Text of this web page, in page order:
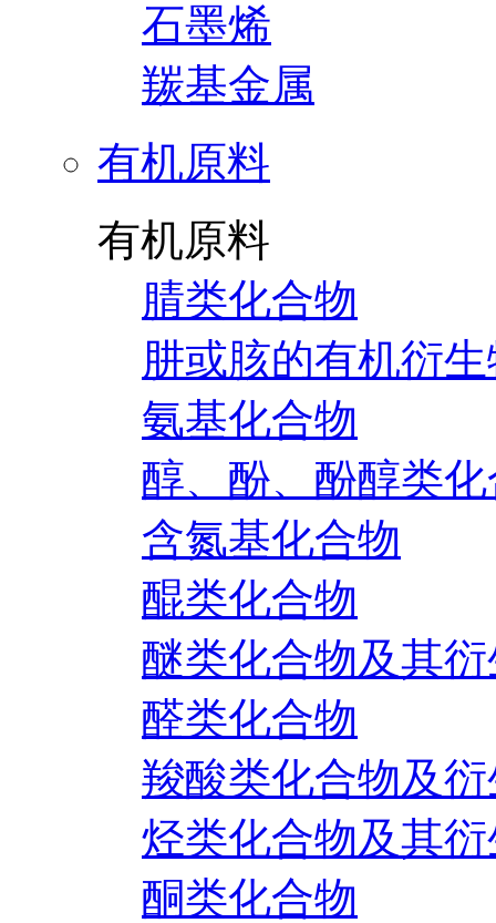
石墨烯
羰基金属
有机原料
有机原料
腈类化合物
肼或胲的有机衍
氨基化合物
醇、酚、酚醇类
含氮基化合物
醌类化合物
醚类化合物及其
醛类化合物
羧酸类化合物及
烃类化合物及其
酮类化合物